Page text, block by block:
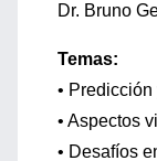
Dr. Bruno
Temas:
•
• Aspectos
• Desafíos